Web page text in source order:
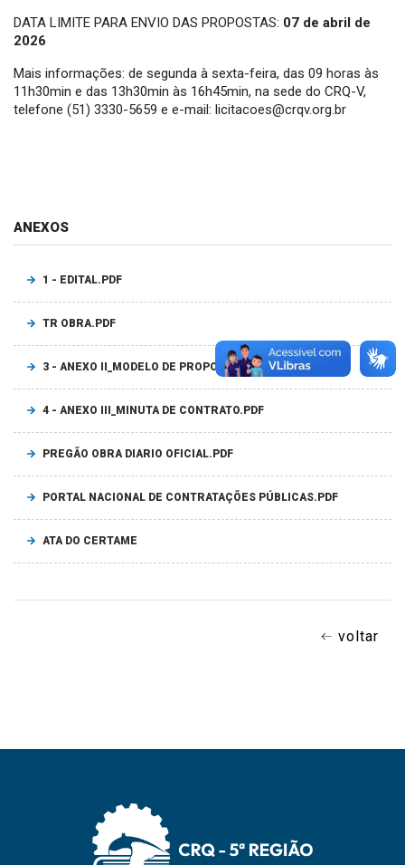
DATA LIMITE PARA ENVIO DAS PROPOSTAS: 07 de abril de
2026
Mais informações: de segunda à sexta-feira, das 09 horas às
11h30min e das 13h30min às 16h45min, na sede do CRQ-V,
telefone (51) 3330-5659 e e-mail: licitacoes@crqv.org.br
ANEXOS
1 - EDITAL.PDF
TR OBRA.PDF
3 - ANEXO II_MODELO DE PROPOSTA COMERCIAL.PDF
4 - ANEXO III_MINUTA DE CONTRATO.PDF
PREGÃO OBRA DIARIO OFICIAL.PDF
PORTAL NACIONAL DE CONTRATAÇÕES PÚBLICAS.PDF
ATA DO CERTAME
voltar